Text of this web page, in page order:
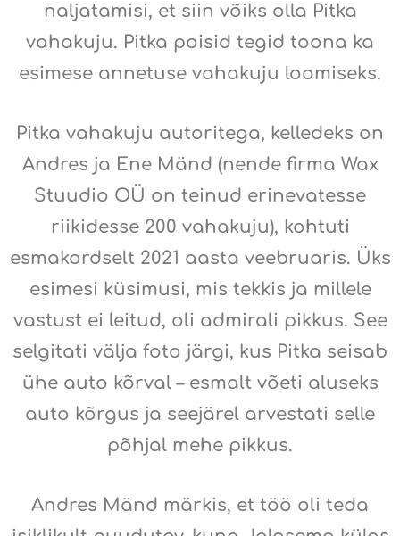
naljatamisi, et siin võiks olla Pitka
vahakuju. Pitka poisid tegid toona ka
esimese annetuse vahakuju loomiseks.
Pitka vahakuju autoritega, kelledeks on
Andres ja Ene Mänd (nendefirma Wax
Stuudio OÜ on teinud erinevatesse
riikidesse 200 vahakuju), kohtuti
esmakordselt 2021 aasta veebruaris. Üks
esimesi küsimusi, mis tekkis ja millele
vastust ei leitud, oli admirali pikkus. See
selgitati välja foto järgi, kus Pitka seisab
ühe auto kõrval – esmalt võeti aluseks
auto kõrgus ja seejärel arvestati selle
põhjal mehe pikkus.
Andres Mänd märkis, et töö oli teda